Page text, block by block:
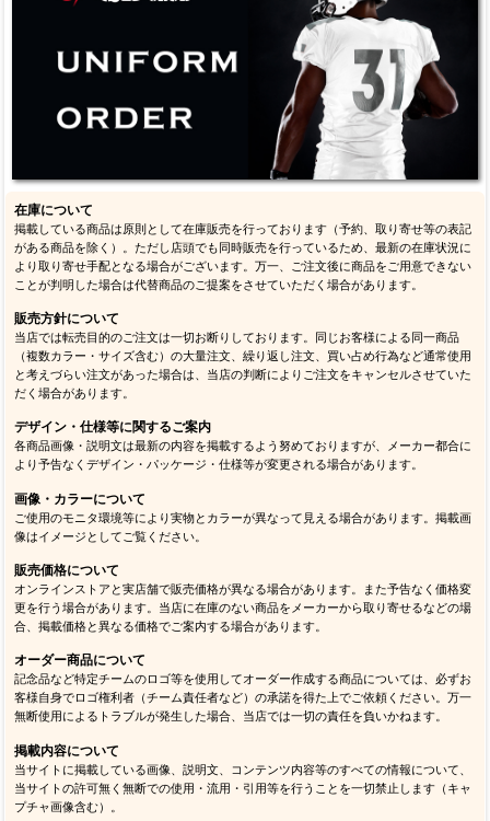
在庫について
掲載している商品は原則として在庫販売を行っております（予約、取り寄せ等の表記
がある商品を除く）。ただし店頭でも同時販売を行っているため、最新の在庫状況に
より取り寄せ手配となる場合がございます。万一、ご注文後に商品をご用意できない
ことが判明した場合は代替商品のご提案をさせていただく場合があります。
販売方針について
当店では転売目的のご注文は一切お断りしております。同じお客様による同一商品
（複数カラー・サイズ含む）の大量注文、繰り返し注文、買い占め行為など通常使用
と考えづらい注文があった場合は、当店の判断によりご注文をキャンセルさせていた
だく場合があります。
デザイン・仕様等に関するご案内
各商品画像・説明文は最新の内容を掲載するよう努めておりますが、メーカー都合に
より予告なくデザイン・パッケージ・仕様等が変更される場合があります。
画像・カラーについて
ご使用のモニタ環境等により実物とカラーが異なって見える場合があります。掲載画
像はイメージとしてご覧ください。
販売価格について
オンラインストアと実店舗で販売価格が異なる場合があります。また予告なく価格変
更を行う場合があります。当店に在庫のない商品をメーカーから取り寄せるなどの場
合、掲載価格と異なる価格でご案内する場合があります。
オーダー商品について
記念品など特定チームのロゴ等を使用してオーダー作成する商品については、必ずお
客様自身でロゴ権利者（チーム責任者など）の承諾を得た上でご依頼ください。万一
無断使用によるトラブルが発生した場合、当店では一切の責任を負いかねます。
掲載内容について
当サイトに掲載している画像、説明文、コンテンツ内容等のすべての情報について、
当サイトの許可無く無断での使用・流用・引用等を行うことを一切禁止します（キャ
プチャ画像含む）。